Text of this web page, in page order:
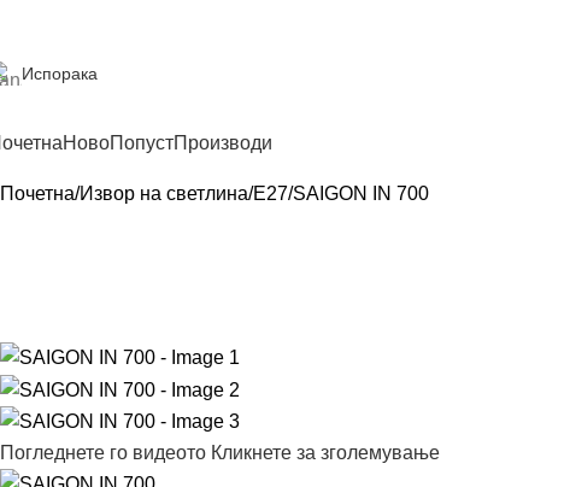
Испорака
НовоПопустПроизводи
Почетна Извор на светлина E27 SAIGON IN 700
Погледнете го видеото Кликнете за зголемување